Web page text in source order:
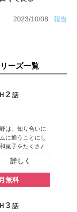
2023/10/08 報告
ーズ一覧
2 話
は、知り合いに
に通うことにし
菓子をたくさん
して鳩胸を治す
ジムで染野を待
イ体を持つ鬼木
彼にストレッチ
胸だ!!と染野の胸
詳しく
無料
3 話